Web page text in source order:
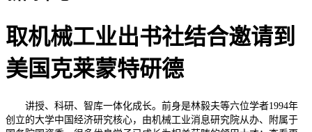
取机械工业出书社结合邀请到
美国克莱蒙特研德
讲授、科研、智库一体化成长。前身是林毅夫等六位学者1994年
创立的大学中国经济研究核心，由机械工业消息研究院从办、附属于